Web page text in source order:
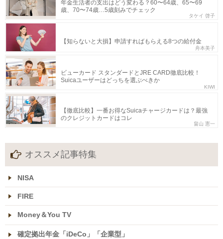
年金生活者の支出はどう変わる？60〜64歳、65〜69
歳、70〜74歳…5歳刻みでチェック
タケイ 啓子
【知らないと大損】申請すればもらえる8つの給付金
舟本美子
ビューカード スタンダードとJRE CARD徹底比較！
Suicaユーザーはどっちを選ぶべきか
KIWI
【徹底比較】一番お得なSuicaチャージカードは？最強
のクレジットカードはコレ
畠山 憲一
オススメ記事特集
NISA
FIRE
Money＆You TV
確定拠出年金「iDeCo」「企業型」